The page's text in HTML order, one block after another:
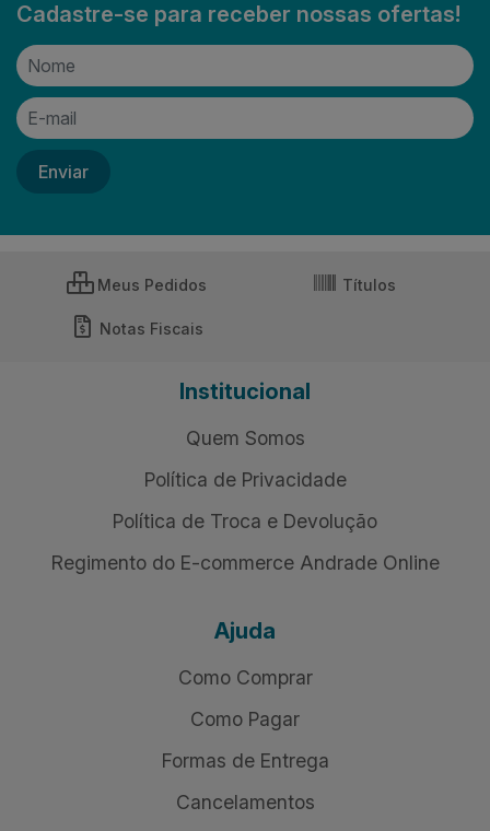
Cadastre-se para receber nossas ofertas!
Meus Pedidos Títulos
Notas Fiscais
Institucional
Quem Somos
Política de Privacidade
Política de Troca e Devolução
Regimento do E-commerce Andrade Online
Ajuda
Como Comprar
Como Pagar
Formas de Entrega
Cancelamentos